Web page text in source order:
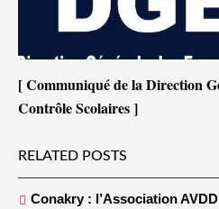
[ Communiqué de la Direction
Contrôle Scolaires ]
RELATED POSTS
Conakry : l’Association